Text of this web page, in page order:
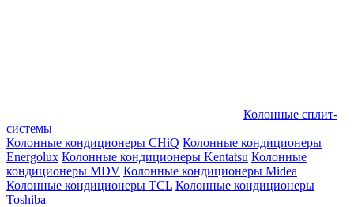
Колонные сплит-
системы
Колонные кондиционеры CHiQ Колонные кондиционеры
Energolux Колонные кондиционеры Kentatsu Колонные
кондиционеры MDV Колонные кондиционеры Midea
Колонные кондиционеры TCL Колонные кондиционеры
Toshiba